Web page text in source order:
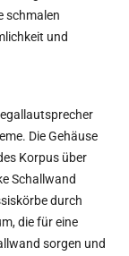
schmalen
und
Die Gehäuse
Korpus über
Schallwand
durch
die für eine
sorgen und